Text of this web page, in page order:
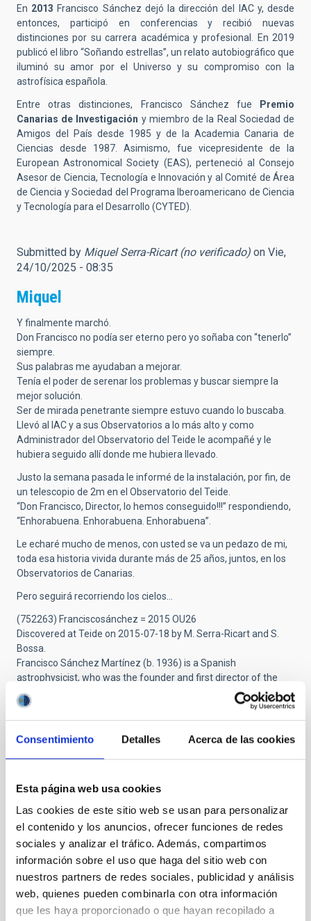
Consentimiento Detalles Acerca de las cookies
Esta página web usa cookies
Las cookies de este sitio web se usan para personalizar
el contenido y los anuncios, ofrecer funciones de redes
sociales y analizar el tráfico. Además, compartimos
información sobre el uso que haga del sitio web con
nuestros partners de redes sociales, publicidad y análisis
web, quienes pueden combinarla con otra información
que les haya proporcionado o que hayan recopilado a
En 2013 Francisco Sánchez dejó la dirección del IAC y, desde
entonces, participó en conferencias y recibió nuevas
distinciones por su carrera académica y profesional. En 2019
publicó el libro “Soñando estrellas”, un relato autobiográfico que
iluminó su amor por el Universo y su compromiso con la
astrofísica española.
Entre otras distinciones, Francisco Sánchez fue
Premio
Canarias de Investigación y miembro de la Real Sociedad de
Amigos del País desde 1985 y de la Academia Canaria de
Ciencias desde 1987. Asimismo, fue vicepresidente de la
European Astronomical Society (EAS), perteneció al Consejo
Asesor de Ciencia, Tecnología e Innovación y al Comité de Área
de Ciencia y Sociedad del Programa Iberoamericano de Ciencia
y Tecnología para el Desarrollo (CYTED).
Submitted by Miquel Serra-Ricart (no verificado) on Vie,
24/10/2025 - 08:35
Miquel
Y finalmente marchó.
Don Francisco no podía ser eterno pero yo soñaba con “tenerlo”
siempre.
Sus palabras me ayudaban a mejorar.
Tenía el poder de serenar los problemas y buscar siempre la
mejor solución.
Ser de mirada penetrante siempre estuvo cuando lo buscaba.
Llevó al IAC y a sus Observatorios a lo más alto y como
Administrador del Observatorio del Teide le acompañé y le
hubiera seguido allí donde me hubiera llevado.
Justo la semana pasada le informé de la instalación, por fin, de
un telescopio de 2m en el Observatorio del Teide.
“Don Francisco, Director, lo hemos conseguido!!!” respondiendo,
“Enhorabuena. Enhorabuena. Enhorabuena”.
Le echaré mucho de menos, con usted se va un pedazo de mi,
toda esa historia vivida durante más de 25 años, juntos, en los
Observatorios de Canarias.
Pero seguirá recorriendo los cielos…
(752263) Franciscosánchez = 2015 OU26
Discovered at Teide on 2015-07-18 by M. Serra-Ricart and S.
Bossa.
Francisco Sánchez Martínez (b. 1936) is a Spanish
astrophysicist, who was the founder and first director of the
Instituto de Astrofísica de Canarias and its observatories. He
discovered the quality of the sky of the Canary Islands, initiating
its development until it became one of the most important
astronomical sites in the world. [Ref: WGSBN Bull. 5, #4, 37]
Submitted byVicente Aupí (no verificado)on Vie,
24/10/2025 - 10:06
El hombre que llevó la astronomía
española a una nueva era
Le conocí a mediados de los años 90, cuando escribí la biografía
de Eduardo Primo Yúfera, quien fue presidente del CSIC y